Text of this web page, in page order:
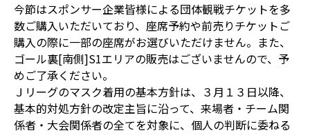
今節はスポンサー企業皆様による団体観戦チケットを多
数ご購入いただいており、座席予約や前売りチケットご
購入の際に一部の座席がお選びいただけません。また、
ゴール裏[南側]S1エリアの販売はございませんので、予
めご了承ください。
Ｊリーグのマスク着用の基本方針は、３月１３日以降、
基本的対処方針の改定主旨に沿って、来場者・チーム関
係者・大会関係者の全てを対象に、個人の判断に委ねる